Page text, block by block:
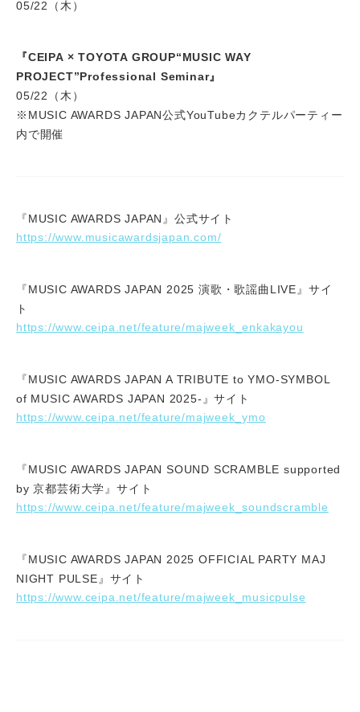
05/22（木）
『CEIPA × TOYOTA GROUP“MUSIC WAY
PROJECT”Professional Seminar』
05/22（木）
※MUSIC AWARDS JAPAN公式YouTubeカクテルパーティー
内で開催
『MUSIC AWARDS JAPAN』公式サイト
https://www.musicawardsjapan.com/
『MUSIC AWARDS JAPAN 2025 演歌・歌謡曲LIVE』サイ
ト
https://www.ceipa.net/feature/majweek_enkakayou
『MUSIC AWARDS JAPAN A TRIBUTE to YMO-SYMBOL
of MUSIC AWARDS JAPAN 2025-』サイト
https://www.ceipa.net/feature/majweek_ymo
『MUSIC AWARDS JAPAN SOUND SCRAMBLE supported
by 京都芸術大学』サイト
https://www.ceipa.net/feature/majweek_soundscramble
『MUSIC AWARDS JAPAN 2025 OFFICIAL PARTY MAJ
NIGHT PULSE』サイト
https://www.ceipa.net/feature/majweek_musicpulse